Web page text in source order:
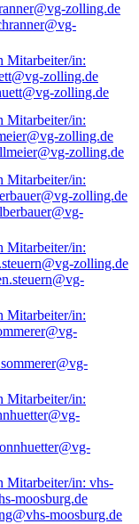
zolling.de
zolling.de
moosburg.de